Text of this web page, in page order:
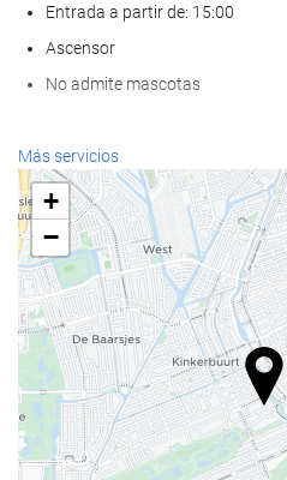
Entrada a partir de: 15:00
Ascensor
No admite mascotas
Servicios de recepción
Recepción 24 horas
Guardaequipaje
Comida y bebida
Restaurante a la carta
Bar
Instalaciones de negocios
Más servicios
+
−